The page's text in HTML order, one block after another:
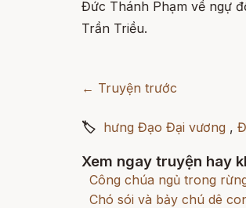
Đức Thánh Phạm về ngự
Trần Triều.
← Truyện trước
🏷 hưng Đạo Đại vương ,
Xem ngay truyện hay
Công chúa ngủ trong
Chó sói và bảy chú dê